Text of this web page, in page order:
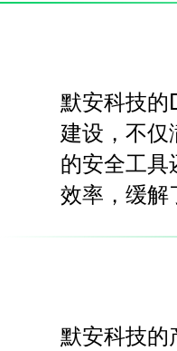
默安科技的
建设，不
的安全工
效率，缓
默安科技